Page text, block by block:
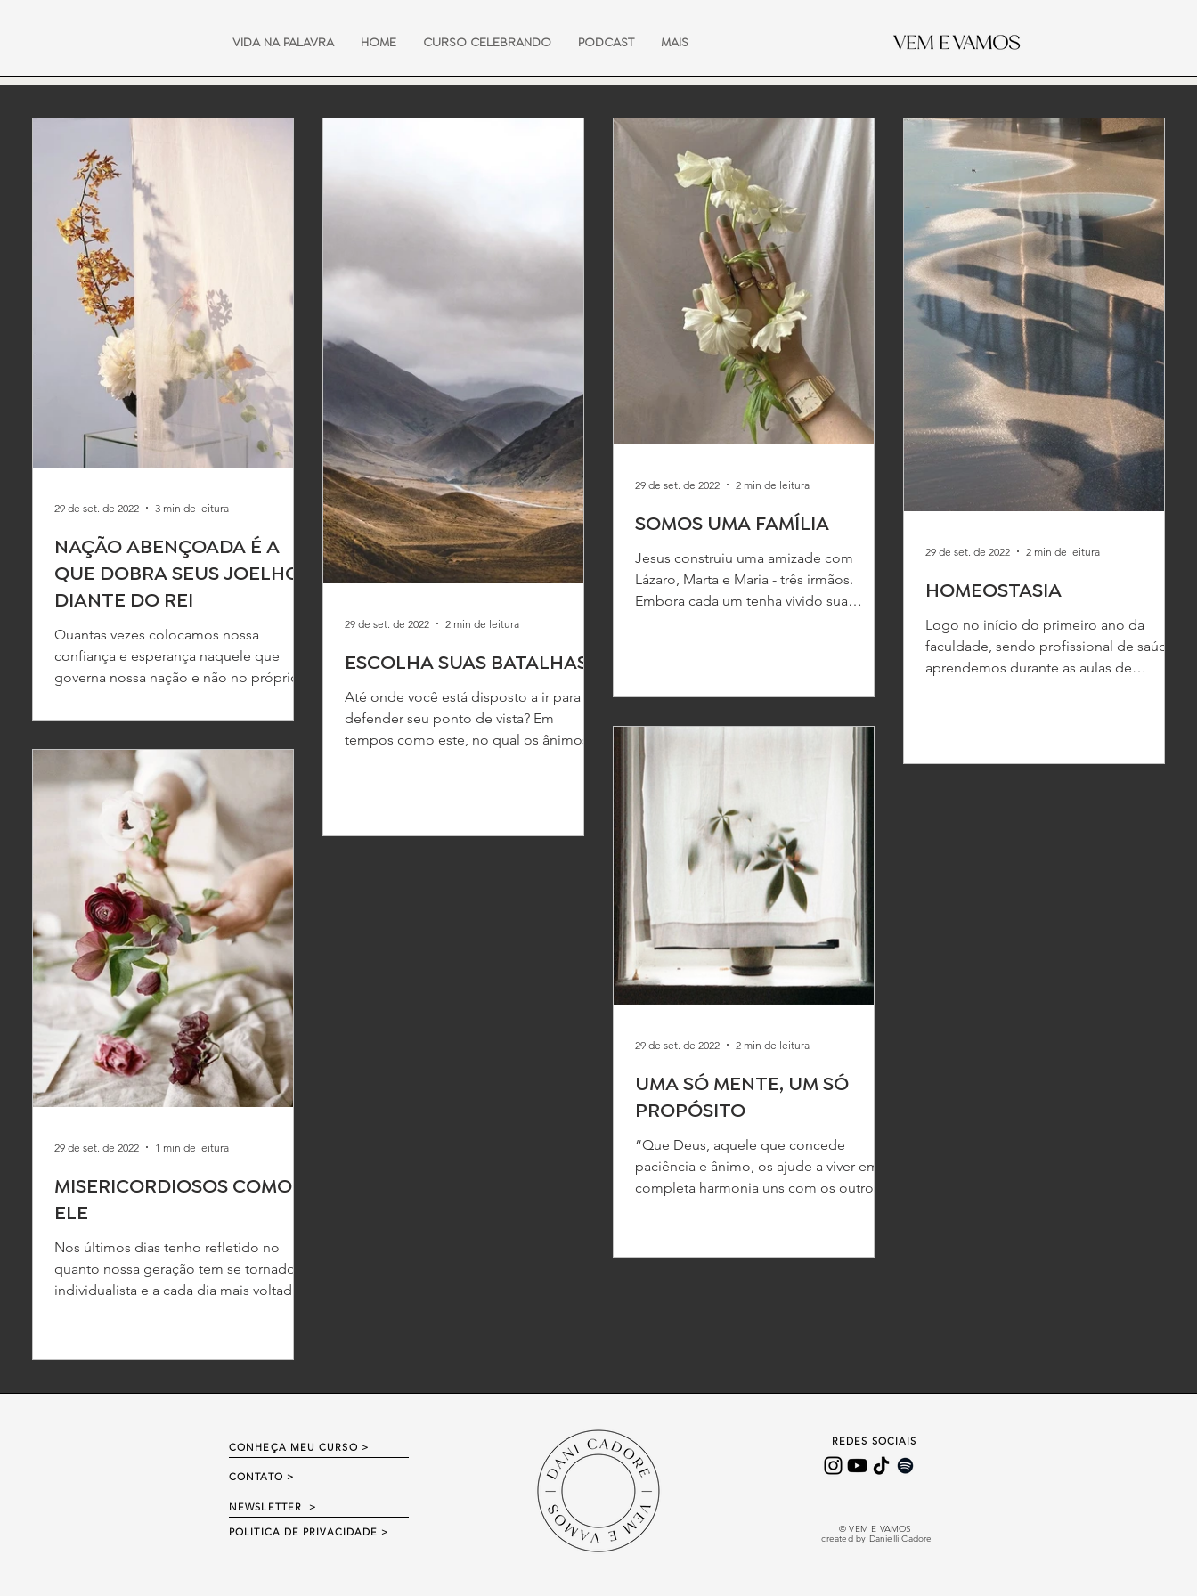
VIDA NA PALAVRA HOME CURSO CELEBRANDO PODCAST MAIS
NAÇÃO ABENÇOADA É A
QUE DOBRA SEUS JOELHOS
DIANTE DO REI
Quantas vezes colocamos nossa
confiança e esperança naquele que
governa nossa nação e não no próprio
Do...
29 de set. de 2022 3 min de leitura
ESCOLHA SUAS BATALHAS
Até onde você está disposto a ir para
defender seu ponto de vista? Em
tempos como este, no qual os ânimos
29 de set. de 2022 2 min de leitura
SOMOS UMA FAMÍLIA
Jesus construiu uma amizade com
Lázaro, Marta e Maria - três irmãos.
Embora cada um tenha vivido sua
29 de set. de 2022 2 min de leitura
HOMEOSTASIA
Logo no início do primeiro ano da
faculdade, sendo profissional de saúde,
aprendemos durante as aulas de
29 de set. de 2022 2 min de leitura
UMA SÓ MENTE, UM SÓ
PROPÓSITO
“Que Deus, aquele que concede
paciência e ânimo, os ajude a viver em
completa harmonia uns com os outros,
29 de set. de 2022 2 min de leitura
MISERICORDIOSOS COMO
ELE
Nos últimos dias tenho refletido no
quanto nossa geração tem se tornado
individualista e a cada dia mais voltados
29 de set. de 2022 1 min de leitura
CONHEÇA MEU CURSO >
CONTATO >
NEWSLETTER
>
POLITICA DE PRIVACIDADE >
REDES SOCIAIS
© VEM E VAMOS
created by Danielli Cadore